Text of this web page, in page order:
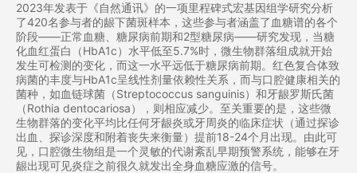
2023年发表于《自然通讯》的一项里程碑式宏基因组学研究分析
了420名参与者的龈下菌斑样本，这些参与者涵盖了血糖谱的各个
阶段——正常血糖、糖尿病前期和2型糖尿病——研究发现，当糖
化血红蛋白（HbA1c）水平低至5.7%时，微生物群落组成就开始
发生可检测的变化，而这一水平远低于糖尿病前期。红色复合体致
病菌的丰度与HbA1c呈线性剂量依赖性关系，而与口腔健康相关的
菌种，如血链球菌（Streptococcus sanguinis）和牙龈罗斯氏菌
（Rothia dentocariosa），则相应减少。至关重要的是，这些微
生物群落的变化平均比任何牙龈炎或牙周炎的临床症状（通过探诊
出血、探诊深度和附着丧失来衡量）提前18-24个月出现。由此可
见，口腔微生物组是一个灵敏的代谢紊乱早期预警系统，能够在牙
龈出现可见炎症之前很久就发出全身血糖应激的信号。